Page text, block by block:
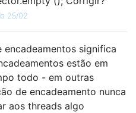
25/02
encadeamentos significa
estão em
todo - em outras
de encadeamento nunca
aos threads algo